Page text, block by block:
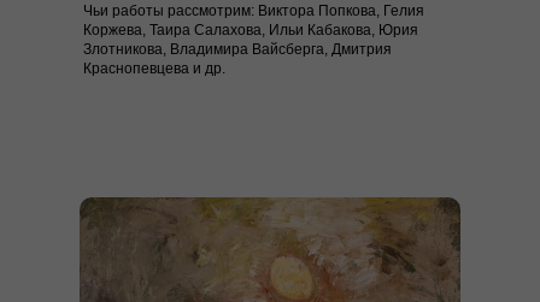
Чьи работы рассмотрим: Виктора Попкова, Гелия
Коржева, Таира Салахова, Ильи Кабакова, Юрия
Злотникова, Владимира Вайсберга, Дмитрия
Краснопевцева и др.